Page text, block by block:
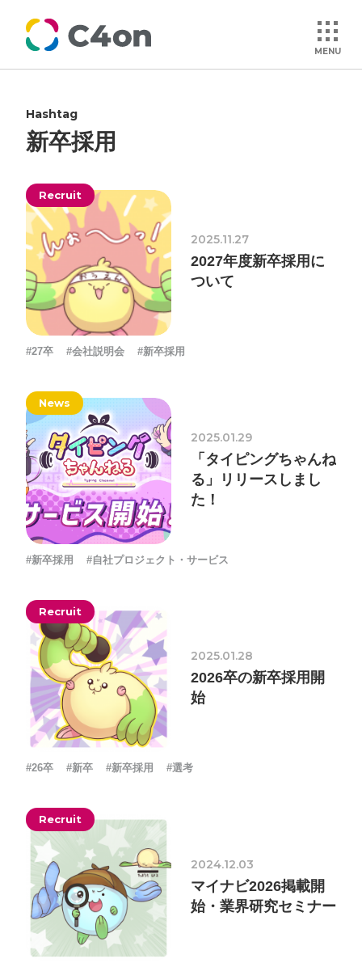
MENU
トップページ
会社情報
事業紹介
文化
お問い合わせ
お知らせ
# TAGs ハッシュタグ
#22卒 #23卒
#27卒 #28卒 #2D・3Dデザイナー
#あいさつ #アンケート #お知らせ
ムドライブ就活ちゃんねる #ゲーム会社 #ゲーム開発
シフォンの創業 #シフォンの想い
ォン国勢調査 #ソーシャルゲーム・ソシャゲ
ストラン #デザイナー #プランナー
実績 #事業紹介 #仕事紹介
#会社行事 #会社説明会
言 #健康優良法人 #入社式 #内定 #制作進行・ゲーム
PM #制作進行・進行管理・ゲームPM #勉強会 #受託 #
受託事業 #完全に理解した
VIEW MORE
株式会社シフォン
〒101-0047
Hashtag
新卒採用
Recruit
2025.11.27
2027年度新卒採用に
ついて
#27卒 #会社説明会 #新卒採用
News
2025.01.29
「タイピングちゃんね
る」リリースしまし
た！
#新卒採用 #自社プロジェクト・サービス
Recruit
2025.01.28
2026卒の新卒採用開
始
#26卒 #新卒 #新卒採用 #選考
Recruit
2024.12.03
マイナビ2026掲載開
始・業界研究セミナー